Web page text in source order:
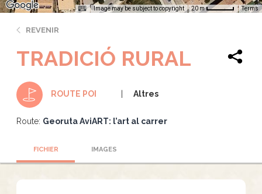
Image may be subject to copyright 20 m Terms
REVENIR
TRADICIÓ RURAL
ROUTE POI Altres
Route: Georuta AviART: l’art al carrer
FICHIER IMAGES